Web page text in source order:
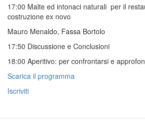
17:00 Malte ed intonaci naturali per il
costruzione ex novo
Mauro Menaldo, Fassa Bortolo
17:50 Discussione e Conclusioni
18:00 Aperitivo: per confrontarsi e
Scarica il programma
Iscriviti